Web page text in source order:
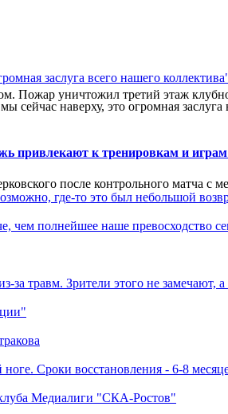
уничтожил третий этаж
привлекают к тренировкам и
после контрольного
сейчас наверху, это огромная заслуга
где-то это был небольшой
чем полнейшее наше превосходство
за травм. Зрители этого не замечают,
Сроки восстановления - 6-8
Медиалиги "СКА-Ростов"